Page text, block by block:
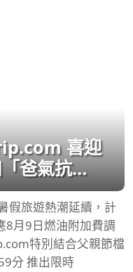
喜迎
爸氣抗
旅遊熱潮延續，計
8月9日燃油附加費調
特別結合父親節檔
分 推出限時